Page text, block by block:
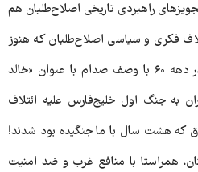
راهبردی تاریخی اصلاح‌طلبان هم
فکری و سیاسی اصلاح‌طلبان که هنوز
هم برخی در عرصه حضور دارند در دهه ۶۰ با وصف صدام با عنوان «خالد
به جنگ اول خلیج‌فارس علیه ائتلاف
که هشت سال با ما جنگیده بود شدند!
همراستا با منافع غرب و ضد امنیت